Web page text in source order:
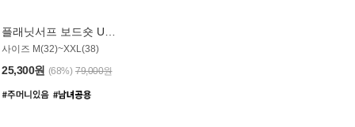
플래닛서프 보드숏 UMB008YPS
사이즈 M(32)~XXL(38)
25,300원 (68%) 79,000원